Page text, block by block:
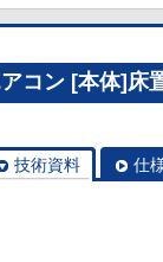
コン [本体]床
技術資料 仕